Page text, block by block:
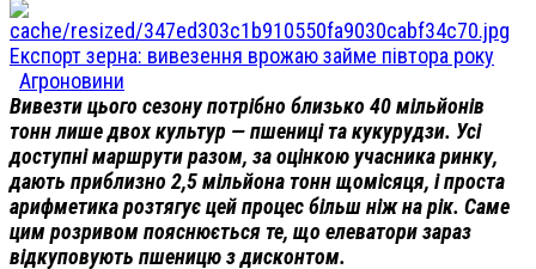
Експорт зерна: вивезення врожаю займе півтора року
Агроновини
Вивезти цього сезону потрібно близько 40 мільйонів
тонн лише двох культур — пшениці та кукурудзи. Усі
доступні маршрути разом, за оцінкою учасника ринку,
дають приблизно 2,5 мільйона тонн щомісяця, і проста
арифметика розтягує цей процес більш ніж на рік. Саме
цим розривом пояснюється те, що елеватори зараз
відкуповують пшеницю з дисконтом.